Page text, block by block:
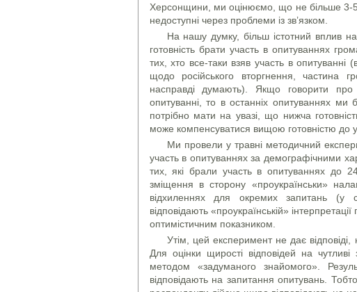
Херсонщини, ми оцінюємо, що не більше 3-
недоступні через проблеми із зв’язком.
На нашу думку, більш істотний вплив
готовність брати участь в опитуваннях
тих, хто все-таки взяв участь в опитуванні
щодо російського вторгнення, частина
насправді думають). Якщо говорити про
опитуванні, то в останніх опитуваннях
потрібно мати на увазі, що нижча
може компенсуватися вищою готовністю до
Ми провели у травні методичний
участь в опитуваннях за демографічними
тих, які брали участь в опитуваннях до
зміщення в сторону «проукраїнськи»
відхиленнях для окремих запитань (у
відповідають «проукраїнській»
оптимістичним показником.
Утім, цей експеримент не дає відповіді,
Для оцінки щирості відповідей на
методом «задуманого знайомого».
відповідають на запитання опитувань.